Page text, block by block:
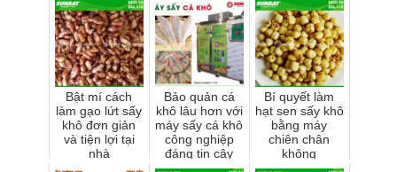
Bật mí cách
làm gạo lứt sấy
khô đơn giản
và tiện lợi tại
nhà
Bảo quản cá
khô lâu hơn với
máy sấy cá khô
công nghiệp
đáng tin cậy
Bí quyết làm
hạt sen sấy khô
bằng máy
chiên chân
không